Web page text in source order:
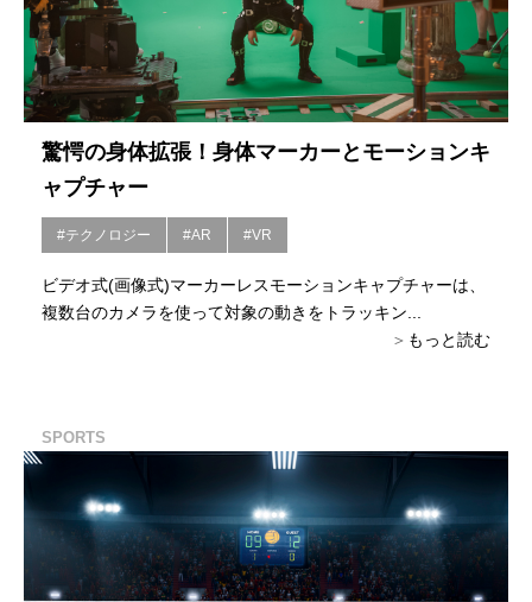
驚愕の身体拡張！身体マーカーとモーションキ
ャプチャー
#テクノロジー #AR #VR
ビデオ式(画像式)マーカーレスモーションキャプチャーは、
複数台のカメラを使って対象の動きをトラッキン...
もっと読む
SPORTS